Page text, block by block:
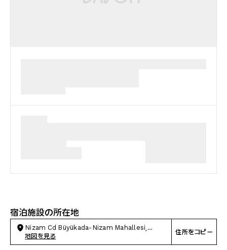
宿泊施設の所在地
Nizam Cd Büyükada-Nizam Mahallesi,
Adalar
地図を見る
住所をコピー